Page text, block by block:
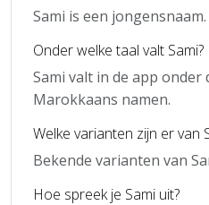
Sami is een jongensnaam.
Onder welke taal valt Sami?
Sami valt in de app onder
Marokkaans namen.
Welke varianten zijn er van
Bekende varianten van
Hoe spreek je Sami uit?